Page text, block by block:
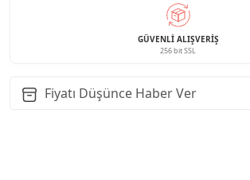
GÜVENLI ALIŞVERIŞ
256 bit SSL
Fiyatı Düşünce Haber Ver